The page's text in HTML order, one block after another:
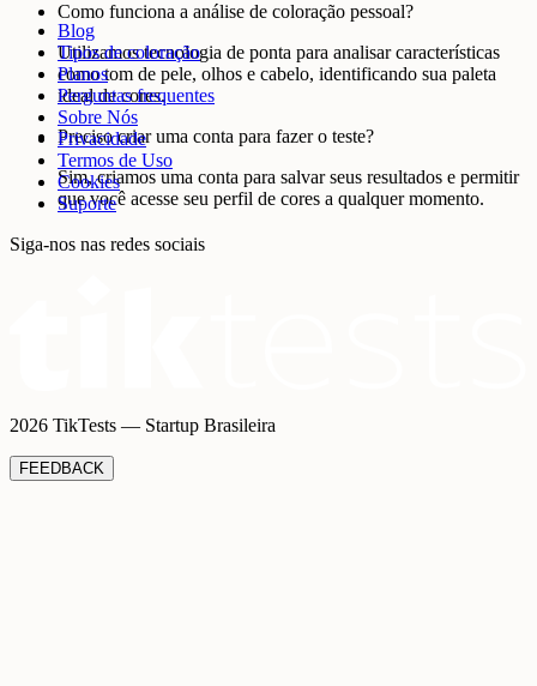
Como funciona a análise de coloração pessoal?
Utilizamos tecnologia de ponta para analisar características
como tom de pele, olhos e cabelo, identificando sua paleta
ideal de cores.
Preciso criar uma conta para fazer o teste?
Sim, criamos uma conta para salvar seus resultados e permitir
que você acesse seu perfil de cores a qualquer momento.
Blog
Tipos de coloração
Planos
Perguntas frequentes
Sobre Nós
Privacidade
Termos de Uso
Cookies
Suporte
Siga-nos nas redes sociais
2026 TikTests — Startup Brasileira
FEEDBACK